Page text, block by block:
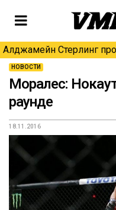
Алджамейн Стерлинг
НОВОСТИ
Моралес:
раунде
18.11.2016